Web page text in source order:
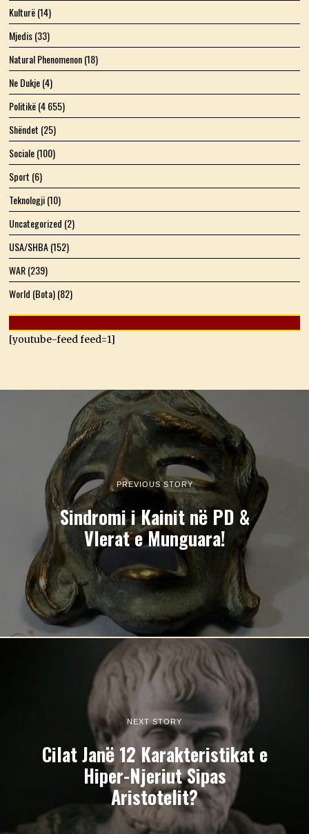
Kulturë(14)
Mjedis(33)
Natural Phenomenon(18)
Ne Dukje(4)
Politikë(4 655)
Shëndet (25)
Sociale(100)
Sport (6)
Teknologji(10)
Uncategorized (2)
USA/SHBA(152)
WAR(239)
World (Bota)(82)
[youtube-feed feed=1]
PREVIOUS STORY
Sindromi i Kainit në PD &
Vlerat e Munguara!
NEXT STORY
Cilat Janë 12 Karakteristikat e
Hiper-Njeriut Sipas
Aristotelit?